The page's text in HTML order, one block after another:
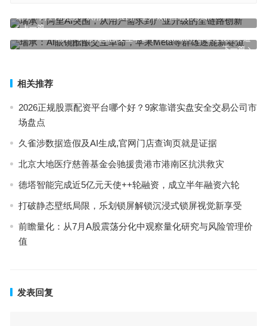
上一篇
瑞承：阿里AI突围，从用户需求到产业升级的全链路创新
下一篇
瑞承：AI眼镜酝酿交互革命，苹果Meta等群雄逐鹿新赛道
相关推荐
2026正规股票配资平台哪个好？9家靠谱实盘安全交易公司市
场盘点
久雀涉数据造假及AI生成,官网门店查询页就是证据
北京大地医疗慈善基金会驰援贵港市港南区抗洪救灾
德塔智能完成近5亿元天使++轮融资，成立半年融资六轮
打破静态壁纸局限，乐划锁屏解锁沉浸式锁屏视觉新享受
前瞻量化：从7月A股震荡分化中观察量化研究与风险管理价
值
发表回复